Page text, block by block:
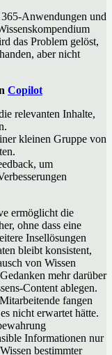
Anwendungen und
das Problem gelöst,
aber nicht
Copilot
relevanten Inhalte,
kleinen Gruppe von
um
ermöglicht die
ohne dass eine
Insellösungen
bleibt konsistent,
von Wissen
mehr darüber
Content ablegen.
fangen
nicht erwartet hätte.
Informationen nur
bestimmter